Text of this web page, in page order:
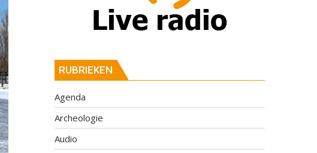
RUBRIEKEN
Agenda
Archeologie
Audio